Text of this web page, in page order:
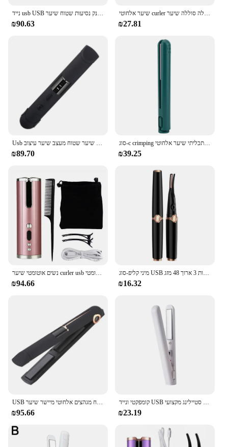
₪90.63 ₪27.81
₪89.70
סוג-c crimping שיער ברזל מסתלסל ישר כפול תכליתי שיער אלחוטי curler נייד תלמיד מעונות עבור ציוד נסיעות אספקה
₪39.25
₪94.66
מיני קליפ-סוג USB נטענת חשמל מחומם עפעף עיניים איפור מסלסל נשים מצבי שעות 3 ארוך 48 מזג
₪16.32
USB נייד נטענת שיער מחליק עם כוח בנק נעילת מערכת נסיעות שטוח מגהצים אלחוטי מיישר שיער Curler
₪95.66
קומפקטי ונייד USB נטענת ברזל קל עדין על שיער מקצועי סטיילינג מקצועי
₪23.19